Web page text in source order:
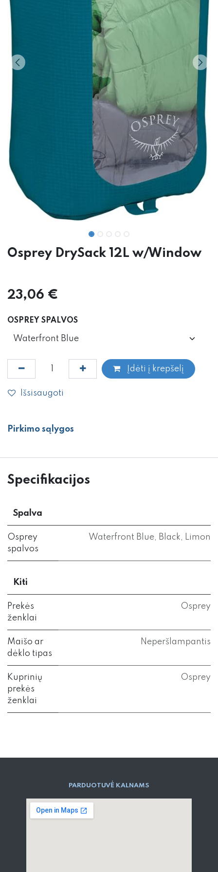
Osprey DrySack 12L w/Window
23,06 €
OSPREY SPALVOS
Įdėti į krepšelį
Išsisaugoti
Pirkimo sąlygos
Specifikacijos
Spalva
Osprey
spalvos
Waterfront Blue, Black, Limon
Kiti
Prekės
ženklai
Osprey
Maišo ar
dėklo tipas
Neperšlampantis
Kuprinių
prekės
ženklai
Osprey
PARD​UOTUVĖ​ KALNAMS